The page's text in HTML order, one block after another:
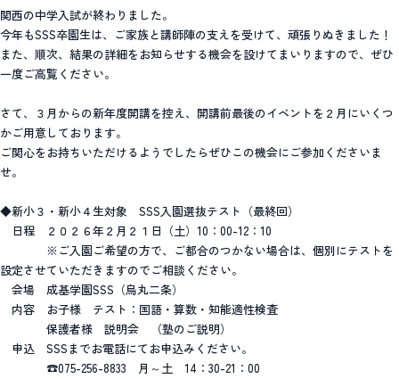
関西の中学入試が終わりました。
今年もSSS卒園生は、ご家族と講師陣の支えを受けて、頑張りぬきました！
また、順次、結果の詳細をお知らせする機会を設けてまいりますので、ぜひ
一度ご高覧ください。
さて、３月からの新年度開講を控え、開講前最後のイベントを２月にいくつ
かご用意しております。
ご関心をお持ちいただけるようでしたらぜひこの機会にご参加くださいま
せ。
◆新小３・新小４生対象 SSS入園選抜テスト（最終回）
日程 ２０２６年２月２１日（土）10：00-12：10
※ご入園ご希望の方で、ご都合のつかない場合は、個別にテストを
設定させていただきますのでご相談ください。
会場 成基学園SSS（烏丸二条）
内容 お子様 テスト：国語・算数・知能適性検査
保護者様 説明会 （塾のご説明）
申込 SSSまでお電話にてお申込みください。
☎075-256-8833 月～土 14：30-21：00